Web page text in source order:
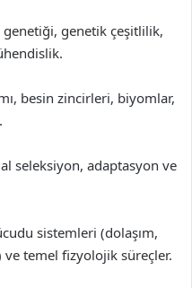
genetik çeşitlilik,
besin zincirleri, biyomlar,
seleksiyon, adaptasyon ve
sistemleri (dolaşım,
temel fizyolojik süreçler.